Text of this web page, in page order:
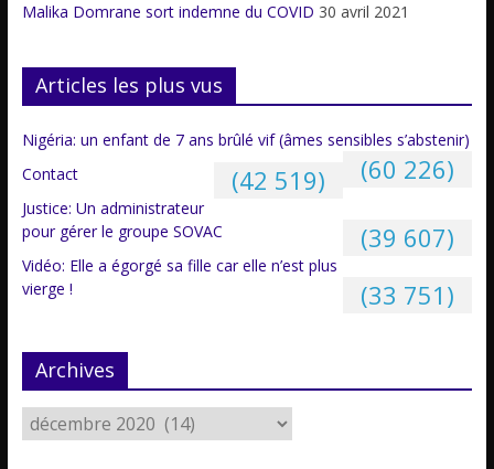
Malika Domrane sort indemne du COVID 30 avril 2021
Articles les plus vus
Nigéria: un enfant de 7 ans brûlé vif (âmes sensibles s’abstenir)
(60 226)
Contact (42 519)
Justice: Un administrateur
pour gérer le groupe SOVAC
(39 607)
Vidéo: Elle a égorgé sa fille car elle n’est plus
vierge !
(33 751)
Archives